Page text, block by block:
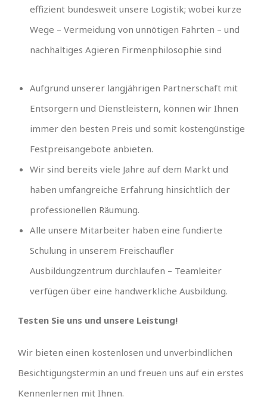
effizient bundesweit unsere Logistik; wobei kurze
Wege – Vermeidung von unnötigen Fahrten – und
nachhaltiges Agieren Firmenphilosophie sind
Aufgrund unserer langjährigen Partnerschaft mit
Entsorgern und Dienstleistern, können wir Ihnen
immer den besten Preis und somit kostengünstige
Festpreisangebote anbieten.
Wir sind bereits viele Jahre auf dem Markt und
haben umfangreiche Erfahrung hinsichtlich der
professionellen Räumung.
Alle unsere Mitarbeiter haben eine fundierte
Schulung in unserem Freischaufler
Ausbildungzentrum durchlaufen – Teamleiter
verfügen über eine handwerkliche Ausbildung.
Testen Sie uns und unsere Leistung!
Wir bieten einen kostenlosen und unverbindlichen
Besichtigungstermin an und freuen uns auf ein erstes
Kennenlernen mit Ihnen.